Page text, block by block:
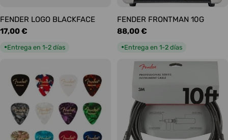
FENDER LOGO BLACKFACE
Precio
17,00 €
●Entrega en 1-2 días
FENDER FRONTMAN 10G
Precio
88,00 €
●Entrega en 1-2 días